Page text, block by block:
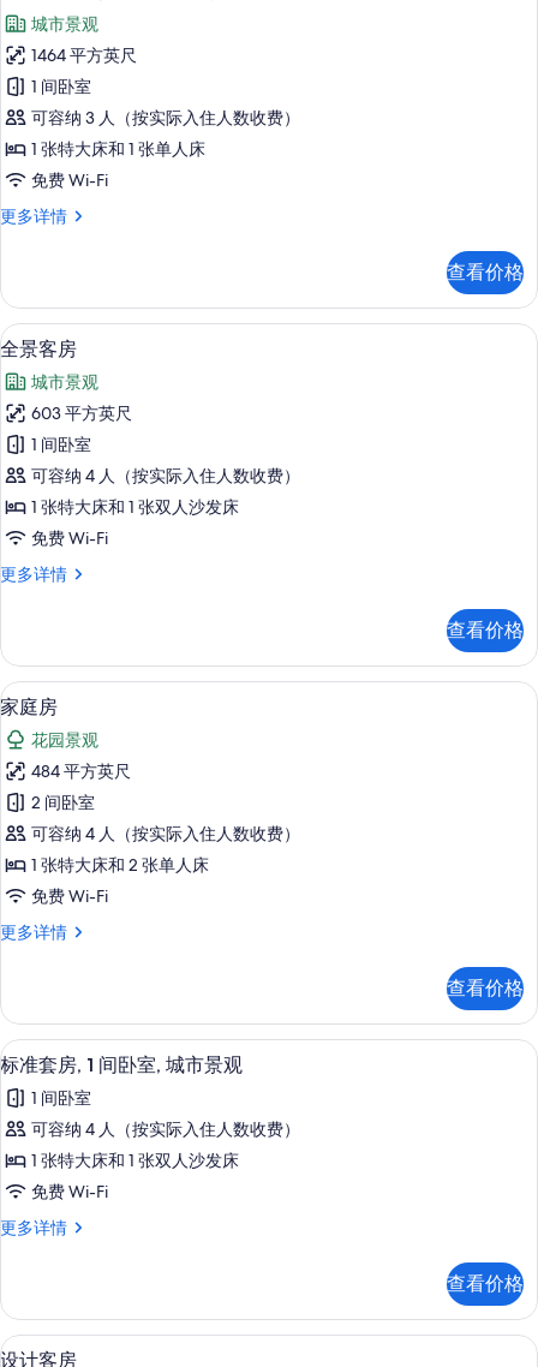
示
奢
华
套
房,
1
间
卧
城
市
景
观
的
所
有
照
片
城市景观
1464 平方英尺
1 间卧室
可容纳 3 人（按实际入住人数收费）
1 张特大床和 1 张单人床
免费 Wi-Fi
更多详情
奢
1
间
卧
城
市
景
观
更
多
信
息
查看价格
显
示
全
景
客
房
的
有
片
全景客房 | 高档床上用品、羽绒被、
5
全景客房
城市景观
603 平方英尺
1 间卧室
可容纳 4 人（按实际入住人数收费）
1 张特大床和 1 张双人沙发床
免费 Wi-Fi
更多详情
全
更
多
信
息
查看价格
显
示
家
庭
房
的
所
照
家庭房 | 高档床上用品、羽绒被、迷
3
家庭房
花园景观
484 平方英尺
2 间卧室
可容纳 4 人（按实际入住人数收费）
1 张特大床和 2 张单人床
免费 Wi-Fi
更多详情
家
多
信
息
查看价格
显
示
标
准
套
1
卧
室,
标准套房, 1 间卧室, 城市景观 | 高档
3
标准套房, 1 间卧室, 城市景观
1 间卧室
可容纳 4 人（按实际入住人数收费）
1 张特大床和 1 张双人沙发床
免费 Wi-Fi
更多详情
标
1
间
卧
查看价格
显
设计客房 | 高档床上用品、羽绒被、
2
设计客房